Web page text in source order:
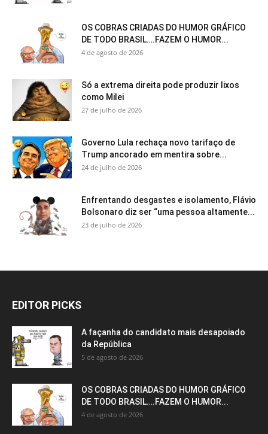
OS COBRAS CRIADAS DO HUMOR GRÁFICO
DE TODO BRASIL….FAZEM O HUMOR...
4 de agosto de 2026
Só a extrema direita pode produzir lixos
como Milei
27 de julho de 2026
Governo Lula rechaça novo tarifaço de
Trump ancorado em mentira sobre...
24 de julho de 2026
Enfrentando desgastes e isolamento, Flávio
Bolsonaro diz ser “uma pessoa altamente...
23 de julho de 2026
EDITOR PICKS
A façanha do candidato mais desapoiado
da República
5 de agosto de 2026
OS COBRAS CRIADAS DO HUMOR GRÁFICO
DE TODO BRASIL….FAZEM O HUMOR...
4 de agosto de 2026